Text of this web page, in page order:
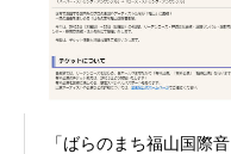
「ばらのまち福山国際音